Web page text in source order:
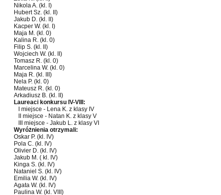
Nikola A. (kl. I)
Hubert Sz. (kl. II)
Jakub D. (kl. II)
Kacper W. (kl. I)
Maja M. (kl. 0)
Kalina R. (kl. 0)
Filip S. (kl. II)
Wojciech W. (kl. II)
Tomasz R. (kl. 0)
Marcelina W. (kl. 0)
Maja R. (kl. III)
Nela P. (kl. 0)
Mateusz R. (kl. 0)
Arkadiusz B. (kl. II)
Laureaci konkursu IV-VIII:
I miejsce - Lena K. z klasy IV
II miejsce - Natan K. z klasy V
III miejsce - Jakub L. z klasy VI
Wyróżnienia otrzymali:
Oskar P. (kl. IV)
Pola C. (kl. IV)
Olivier D. (kl. IV)
Jakub M. ( kl. IV)
Kinga S. (kl. IV)
Nataniel S. (kl. IV)
Emilia W. (kl. IV)
Agata W. (kl. IV)
Paulina W. (kl. VIII)